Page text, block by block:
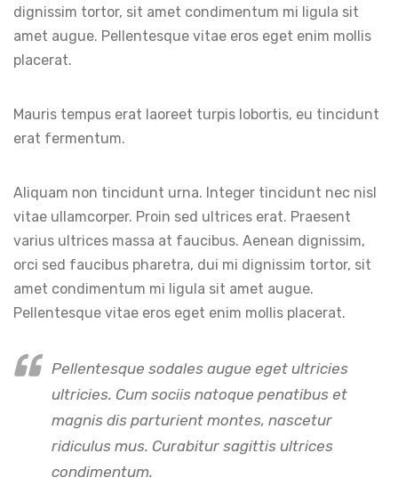
dignissim tortor, sit amet condimentum mi ligula sit
amet augue. Pellentesque vitae eros eget enim mollis
placerat.
Mauris tempus erat laoreet turpis lobortis, eu tincidunt
erat fermentum.
Aliquam non tincidunt urna. Integer tincidunt nec nisl
vitae ullamcorper. Proin sed ultrices erat. Praesent
varius ultrices massa at faucibus. Aenean dignissim,
orci sed faucibus pharetra, dui mi dignissim tortor, sit
amet condimentum mi ligula sit amet augue.
Pellentesque vitae eros eget enim mollis placerat.
Pellentesque sodales augue eget ultricies
ultricies. Cum sociis natoque penatibus et
magnis dis parturient montes, nascetur
ridiculus mus. Curabitur sagittis ultrices
condimentum.